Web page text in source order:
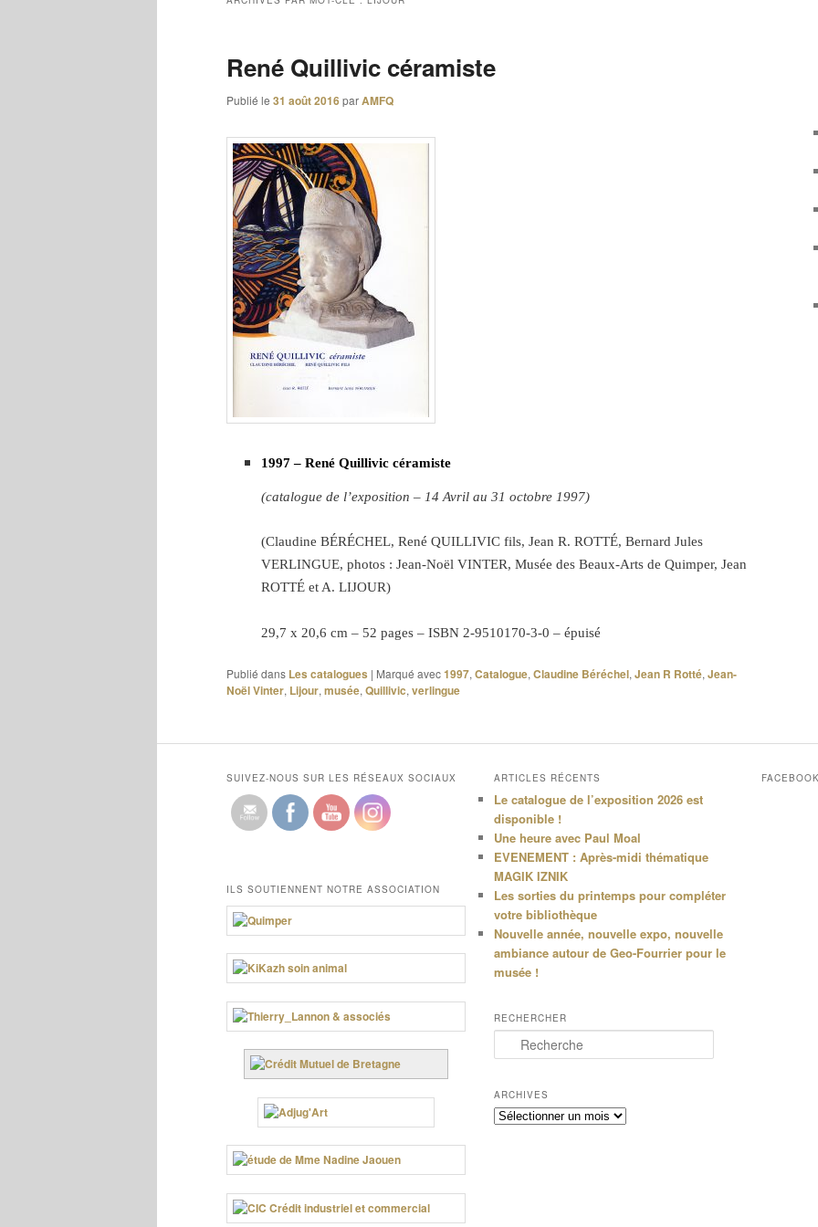
René Quillivic céramiste
Publié le 31 août 2016parAMFQ
1997 – René Quillivic céramiste
(catalogue de l’exposition – 14 Avril au 31 octobre 1997)
(Claudine BÉRÉCHEL, René QUILLIVIC fils, Jean R. ROTTÉ, Bernard Jules
VERLINGUE, photos : Jean-Noël VINTER, Musée des Beaux-Arts de Quimper, Jean
ROTTÉ et A. LIJOUR)
29,7 x 20,6 cm – 52 pages – ISBN 2-9510170-3-0 – épuisé
Publié dans Les catalogues | Marqué avec1997, Catalogue, Claudine Béréchel, Jean R Rotté, Jean-
Noël Vinter, Lijour, musée, Quillivic, verlingue
SUIVEZ-NOUS SUR LES RÉSEAUX SOCIAUX
ILS SOUTIENNENT NOTRE ASSOCIATION
ARTICLES RÉCENTS
Le catalogue de l’exposition 2026 est
disponible !
Une heure avec Paul Moal
EVENEMENT : Après-midi thématique
MAGIK IZNIK
Les sorties du printemps pour compléter
votre bibliothèque
Nouvelle année, nouvelle expo, nouvelle
ambiance autour de Geo-Fourrier pour le
musée !
RECHERCHER
e
h
e
r
ARCHIVES
Archives